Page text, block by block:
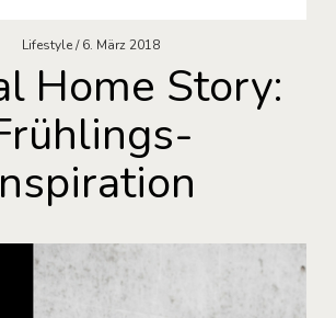
Lifestyle 6. März 2018
Home Story: